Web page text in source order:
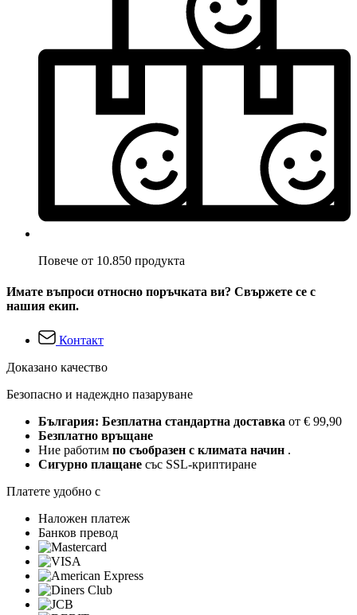
Повече от 10.850 продукта
Имате въпроси относно поръчката ви? Свържете се с
нашия екип.
Контакт
Доказано качество
Безопасно и надеждно пазаруване
България: Безплатна стандартна доставка от € 99,90
Безплатно връщане
Ние работим по съобразен с климата начин .
Сигурно плащане със SSL-криптиране
Платете удобно с
Наложен платеж
Банков превод